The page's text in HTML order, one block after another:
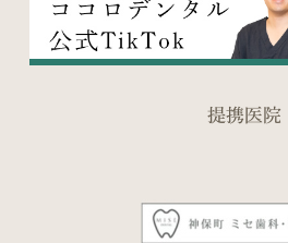
提携医院